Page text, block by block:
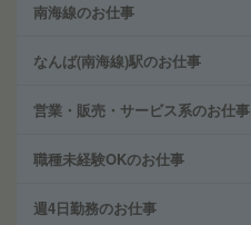
南海線のお仕事
なんば(南海線)駅のお仕事
営業・販売・サービス系のお仕事
職種未経験OKのお仕事
週4日勤務のお仕事